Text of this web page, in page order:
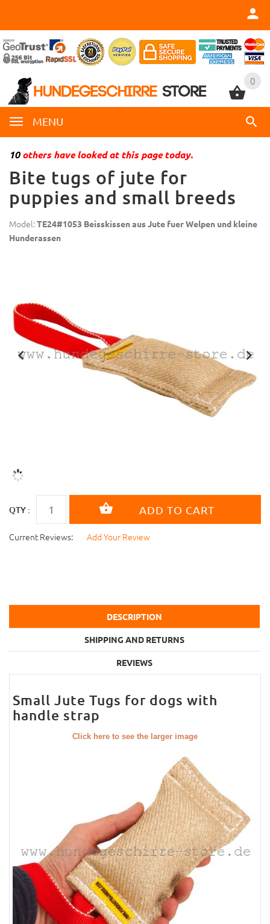
0
MENU
0
10others have looked at this page today.
Bite tugs of jute for
puppies and small breeds
Model:TE24#1053 Beisskissen aus Jute fuer Welpen und kleine
Hunderassen
QTY :
Current Reviews: Add Your Review
DESCRIPTION
SHIPPING AND RETURNS
REVIEWS
Small Jute Tugs for dogs with
handle strap
Click here to see the larger image